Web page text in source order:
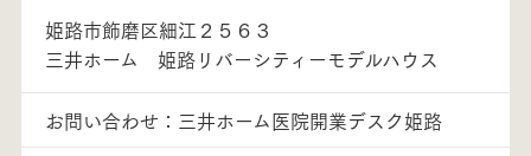
姫路市飾磨区細江２５６３
三井ホーム 姫路リバーシティーモデルハウス
お問い合わせ：三井ホーム医院開業デスク姫路